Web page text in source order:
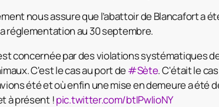
nous assure que l’abattoir de Blancafort a
réglementation au 30 septembre.
concernée par des violations systématiques
C'est le cas au port de#Sète. C'était le
été et où enfin une mise en demeure a été
à présent !pic.twitter.com/btIPwIioNY